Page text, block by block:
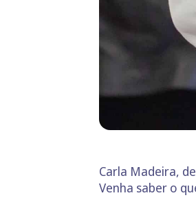
Carla Madeira,
Venha saber o